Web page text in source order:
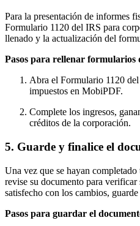
Para la presentación de informes
Formulario 1120 del IRS para
llenado y la actualización del
Pasos para rellenar formularios
Abra el Formulario 1120
impuestos en MobiPDF.
Complete los ingresos,
créditos de la corporación.
5. Guarde y finalice el
Una vez que se hayan
revise su documento para
satisfecho con los cambios,
Pasos para guardar el